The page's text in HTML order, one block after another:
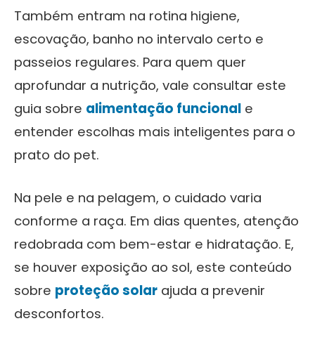
Também entram na rotina higiene,
escovação, banho no intervalo certo e
passeios regulares. Para quem quer
aprofundar a nutrição, vale consultar este
guia sobre alimentação funcional e
entender escolhas mais inteligentes para o
prato do pet.
Na pele e na pelagem, o cuidado varia
conforme a raça. Em dias quentes, atenção
redobrada com bem-estar e hidratação. E,
se houver exposição ao sol, este conteúdo
sobre proteção solar ajuda a prevenir
desconfortos.